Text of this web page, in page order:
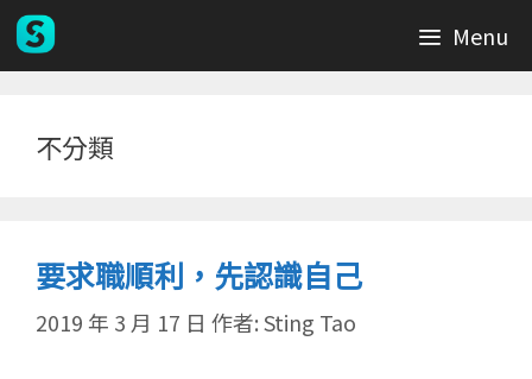
跳
至
主
Menu
不分類
要求職順利，先認識自己
2019 年 3 月 17 日 作者:Sting Tao